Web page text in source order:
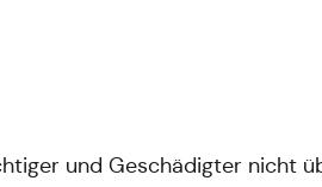
und Geschädigter nicht